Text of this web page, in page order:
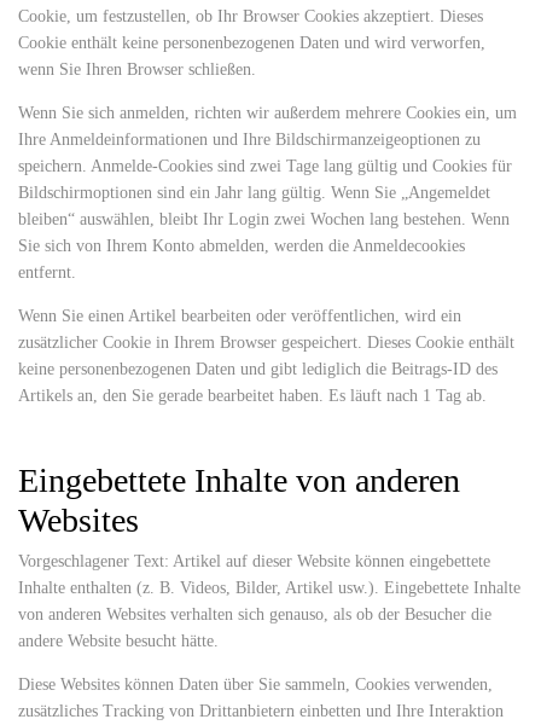
Cookie, um festzustellen, ob Ihr Browser Cookies akzeptiert. Dieses
Cookie enthält keine personenbezogenen Daten und wird verworfen,
wenn Sie Ihren Browser schließen.
Wenn Sie sich anmelden, richten wir außerdem mehrere Cookies ein, um
Ihre Anmeldeinformationen und Ihre Bildschirmanzeigeoptionen zu
speichern. Anmelde-Cookies sind zwei Tage lang gültig und Cookies für
Bildschirmoptionen sind ein Jahr lang gültig. Wenn Sie „Angemeldet
bleiben“ auswählen, bleibt Ihr Login zwei Wochen lang bestehen. Wenn
Sie sich von Ihrem Konto abmelden, werden die Anmeldecookies
entfernt.
Wenn Sie einen Artikel bearbeiten oder veröffentlichen, wird ein
zusätzlicher Cookie in Ihrem Browser gespeichert. Dieses Cookie enthält
keine personenbezogenen Daten und gibt lediglich die Beitrags-ID des
Artikels an, den Sie gerade bearbeitet haben. Es läuft nach 1 Tag ab.
Eingebettete Inhalte von anderen
Websites
Vorgeschlagener Text: Artikel auf dieser Website können eingebettete
Inhalte enthalten (z. B. Videos, Bilder, Artikel usw.). Eingebettete Inhalte
von anderen Websites verhalten sich genauso, als ob der Besucher die
andere Website besucht hätte.
Diese Websites können Daten über Sie sammeln, Cookies verwenden,
zusätzliches Tracking von Drittanbietern einbetten und Ihre Interaktion